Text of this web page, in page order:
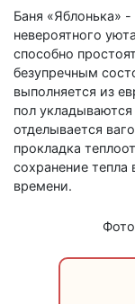
Баня «Яблонька»
невероятного
способно
безупречным
выполняется из
пол
отделывается
прокладка
сохранение тепла
времени.